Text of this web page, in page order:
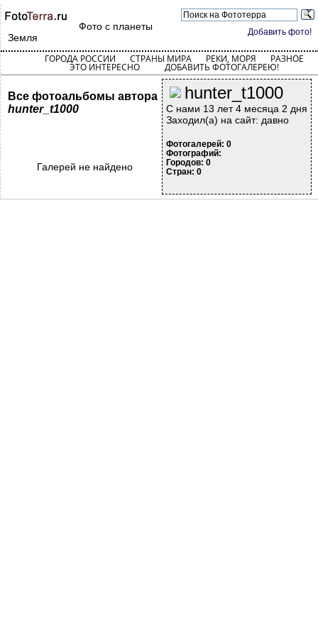
Добавить фото!
Фото с планеты
Земля
ГОРОДА РОССИИ СТРАНЫ МИРА РЕКИ, МОРЯ РАЗНОЕ
ЭТО ИНТЕРЕСНО ДОБАВИТЬ ФОТОГАЛЕРЕЮ!
hunter_t1000
С нами 13 лет 4 месяца 2 дня
Заходил(а) на сайт: давно
Фотогалерей: 0
Фотографий:
Городов: 0
Стран: 0
Все фотоальбомы автора
hunter_t1000
Галерей не найдено